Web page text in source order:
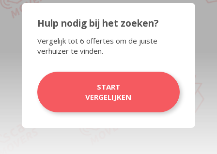
Hulp nodig bij het zoeken?
Vergelijk tot 6 offertes om de juiste
verhuizer te vinden.
START
VERGELIJKEN